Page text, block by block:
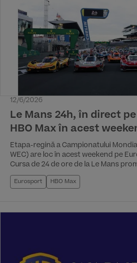
12/6/2026
Le Mans 24h, în direct
HBO Max în acest
Etapa-regină a Campionatului
WEC) are loc în acest weekend pe
Cursa de 24 de ore de la Le Mans
momente remarcabile pentru istoria
Eurosport HBO Max